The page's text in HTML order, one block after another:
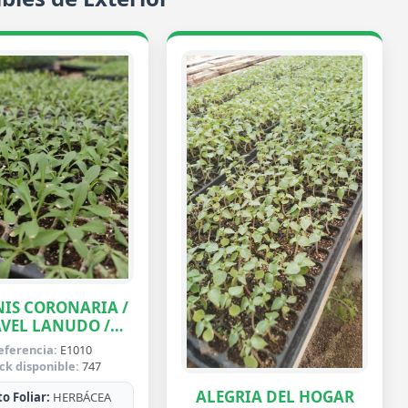
CORONARIA /
LANUDO /
ABUELAE1010
disponible: 747
Foliar: HERBÁCEA
ALEGRIA DEL HOGAR